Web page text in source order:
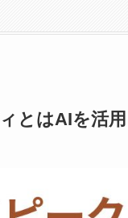
とはAIを活